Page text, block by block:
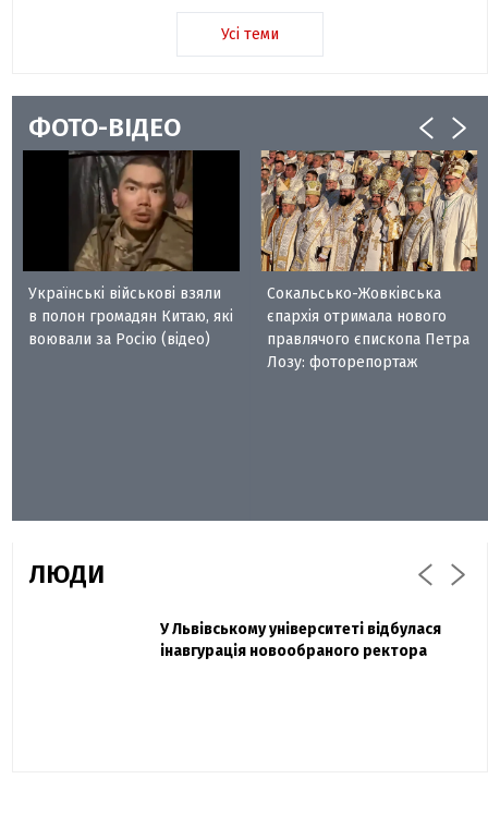
Усі теми
ФОТО-ВІДЕО
Українські військові взяли
в полон громадян Китаю, які
воювали за Росію (відео)
Сокальсько-Жовківська
єпархія отримала нового
правлячого єпископа Петра
Лозу: фоторепортаж
ЛЮДИ
Павло Дак
«Час не лікує, лише притуплює біль»:
Захисник "Азовсталі" Діанов вдруге
одружився та показав фото з весілля
У Львівському університеті відбулася
інавгурація новообраного ректора